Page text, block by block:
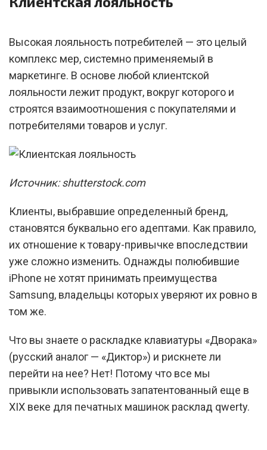
Высокая лояльность потребителей — это целый
комплекс мер, системно применяемый в
маркетинге. В основе любой клиентской
лояльности лежит продукт, вокруг которого и
строятся взаимоотношения с покупателями и
потребителями товаров и услуг.
Источник: shutterstock.com
Клиенты, выбравшие определенный бренд,
становятся буквально его адептами. Как правило,
их отношение к товару-привычке впоследствии
уже сложно изменить. Однажды полюбившие
iPhone не хотят принимать преимущества
Samsung, владельцы которых уверяют их ровно в
том же.
Что вы знаете о раскладке клавиатуры «Дворака»
(русский аналог — «Диктор») и рискнете ли
перейти на нее? Нет! Потому что все мы
привыкли использовать запатентованный еще в
XIX веке для печатных машинок расклад qwerty.